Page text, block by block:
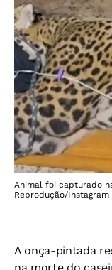
Animal foi capturado
Reprodução/Instagram
A onça-pintada